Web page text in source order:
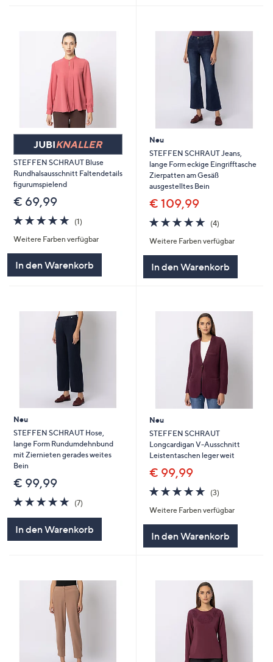
JUBIKNALLER
STEFFEN SCHRAUT Bluse
Rundhalsausschnitt Faltendetails
figurumspielend
€ 69,99
5.0
von
5
(1)1
Weitere Farben verfügbar
In den Warenkorb
Neu
STEFFEN SCHRAUT Jeans,
lange Form eckige Eingrifftasche
Zierpatten am Gesäß
ausgestelltes Bein
€ 109,99
5.0
von
5
(4)4
Weitere Farben verfügbar
In den Warenkorb
Neu
STEFFEN SCHRAUT Hose,
lange Form Rundumdehnbund
mit Ziernieten gerades weites
Bein
€ 99,99
4.9
von
(7)7
In den Warenkorb
Neu
STEFFEN SCHRAUT
Longcardigan V-Ausschnitt
Leistentaschen leger weit
€ 99,99
4.7
von
5
(3)3
Weitere Farben verfügbar
In den Warenkorb